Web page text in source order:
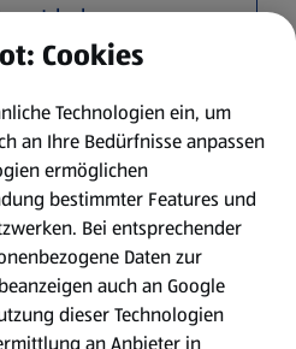
entdecken
Cookies
Technologien ein, um
an Ihre Bedürfnisse anpassen
ermöglichen
bestimmter Features und
Bei entsprechender
Daten zur
auch an Google
dieser Technologien